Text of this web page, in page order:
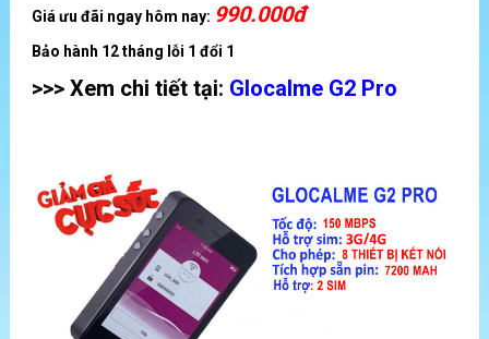
Giá ưu đãi ngay hôm nay: 990.000đ
Bảo hành 12 tháng lỗi 1 đổi 1
>>> Xem chi tiết tại: Glocalme G2 Pro